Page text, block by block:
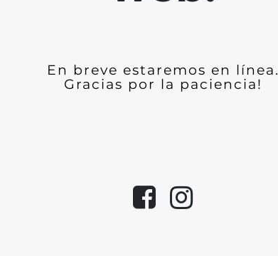
En breve estaremos en línea.
Gracias por la paciencia!